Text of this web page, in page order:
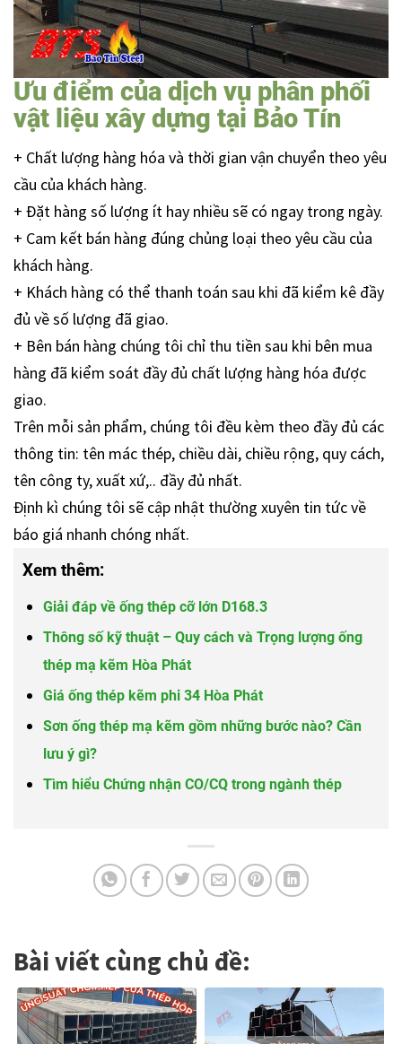
Ưu điểm của dịch vụ phân phối
vật liệu xây dựng tại Bảo Tín
+ Chất lượng hàng hóa và thời gian vận chuyển theo yêu
cầu của khách hàng.
+ Đặt hàng số lượng ít hay nhiều sẽ có ngay trong ngày.
+ Cam kết bán hàng đúng chủng loại theo yêu cầu của
khách hàng.
+ Khách hàng có thể thanh toán sau khi đã kiểm kê đầy
đủ về số lượng đã giao.
+ Bên bán hàng chúng tôi chỉ thu tiền sau khi bên mua
hàng đã kiểm soát đầy đủ chất lượng hàng hóa được
giao.
Trên mỗi sản phẩm, chúng tôi đều kèm theo đầy đủ các
thông tin: tên mác thép, chiều dài, chiều rộng, quy cách,
tên công ty, xuất xứ,.. đầy đủ nhất.
Định kì chúng tôi sẽ cập nhật thường xuyên tin tức về
báo giá nhanh chóng nhất.
Xem thêm:
Giải đáp về ống thép cỡ lớn D168.3
Thông số kỹ thuật – Quy cách và Trọng lượng ống
thép mạ kẽm Hòa Phát
Giá ống thép kẽm phi 34 Hòa Phát
Sơn ống thép mạ kẽm gồm những bước nào? Cần
lưu ý gì?
Tìm hiểu Chứng nhận CO/CQ trong ngành thép
Bài viết cùng chủ đề: